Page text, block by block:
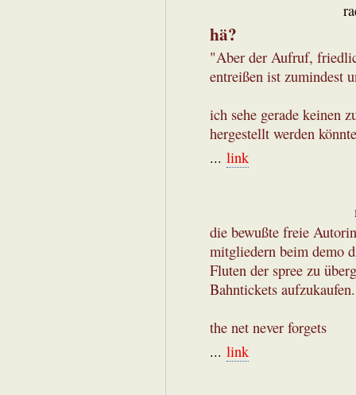
hä?
"Aber der Aufruf,
entreißen ist zumindest
ich sehe gerade keinen
hergestellt werden
... link
die bewußte freie
mitgliedern beim demo
Fluten der spree zu
Bahntickets
the net never forgets
... link